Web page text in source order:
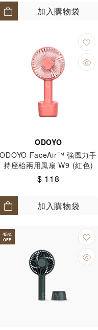
加入購物袋
ODOYO
ODOYO FaceAir™ 強風力手
持座枱兩用風扇 W9 (紅色)
$ 118
加入購物袋
45%
OFF